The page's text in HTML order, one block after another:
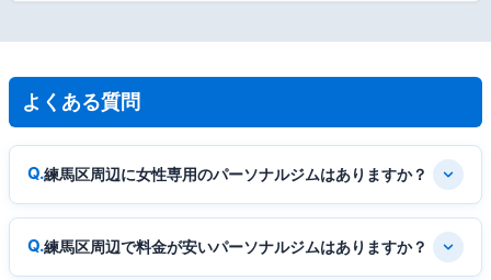
よくある質問
練馬区周辺に女性専用のパーソナルジムはありますか？
練馬区周辺で料金が安いパーソナルジムはありますか？